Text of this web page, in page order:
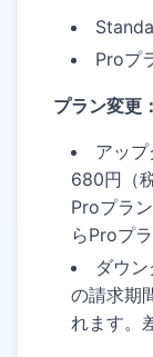
Proプ
プラン変更：
アッ
680円（
Proプラ
らProプ
ダウ
の請求期
れます。